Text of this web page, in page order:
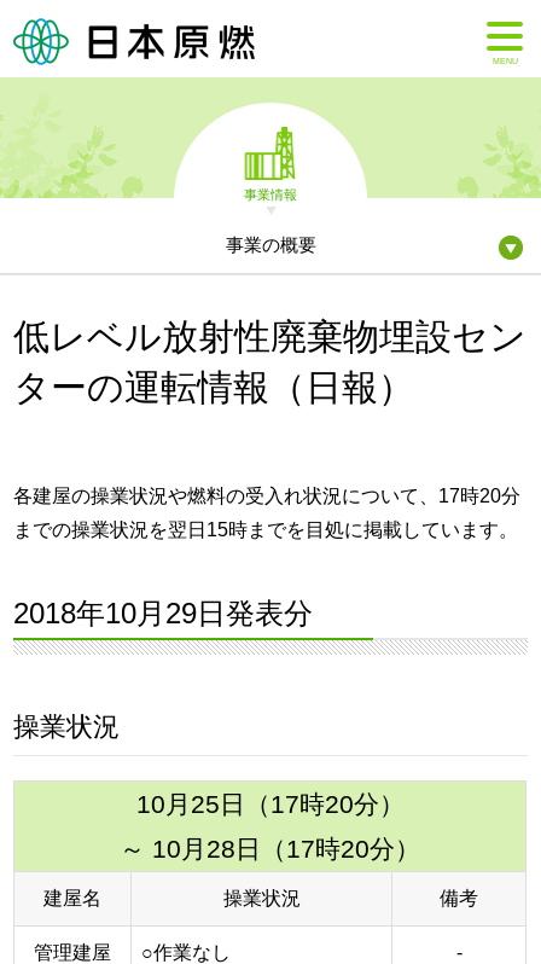
MENU
事業情報
事業の概要
低レベル放射性廃棄物埋設セン
ターの運転情報（日報）
各建屋の操業状況や燃料の受入れ状況について、17時20分
までの操業状況を翌日15時までを目処に掲載しています。
2018年10月29日発表分
操業状況
10月25日（17時20分）
～ 10月28日（17時20分）
建屋名 操業状況 備考
管理建屋 ○作業なし ‐